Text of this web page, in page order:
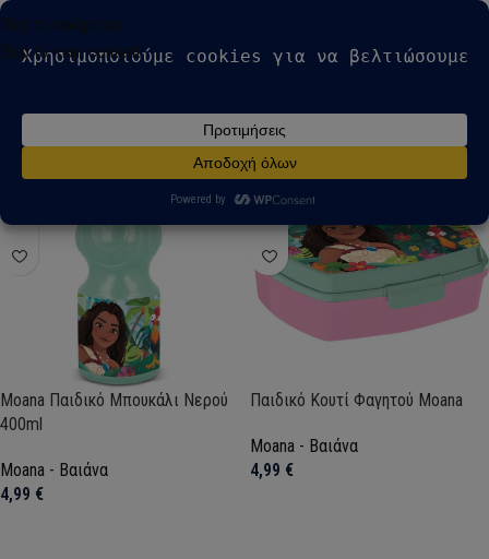
Skip to navigation
Skip to main content
Άμεσα διαθέσιμο
Moana Παιδικό Μπουκάλι Νερού
400ml
Moana - Βαιάνα
4,99 €
Παιδικό Κουτί Φαγητού Moana
Moana - Βαιάνα
4,99 €
modal-check